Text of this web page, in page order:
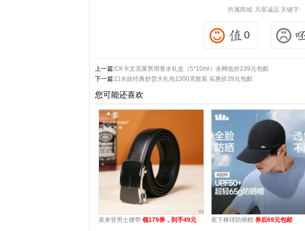
所属商城: 凡客诚品 关键字:
0
上一篇:CK卡文克莱男用香水礼盒（5*10ml）全网低价239元包邮
下一篇:口水娃经典炒货大礼包1300克散装 实惠价29元包邮
您可能还喜欢
喜来登男士腰带 领179券，到手49元 蕉下棒球防晒帽 券后69元包邮